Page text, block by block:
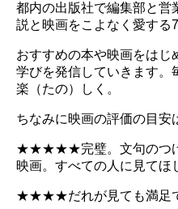
都内の出版社で編集部と営
説と映画をこよなく愛する
おすすめの本や映画をはじ
学びを発信していきます。
楽（たの）しく。
ちなみに映画の評価の目安
★★★★★完璧。文句のつけ
映画。すべての人に見てほ
★★★★だれが見ても満足で